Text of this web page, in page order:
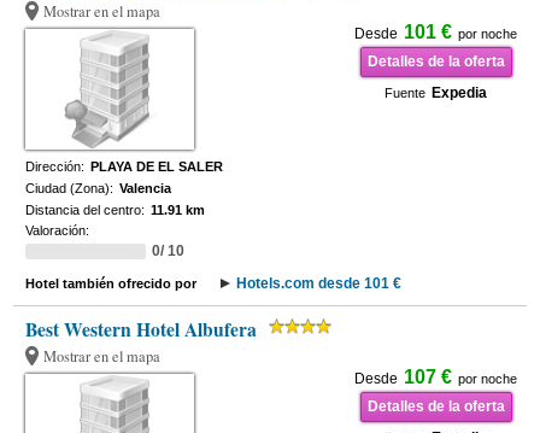
Mostrar en el mapa
Desde 101 € por noche
Detalles de la oferta
Fuente Expedia
Dirección: PLAYA DE EL SALER
Ciudad (Zona): Valencia
Distancia del centro: 11.91 km
Valoración:
0/ 10
Hotel también ofrecido por Hotels.com desde 101 €
Best Western Hotel Albufera
Mostrar en el mapa
Desde 107 € por noche
Detalles de la oferta